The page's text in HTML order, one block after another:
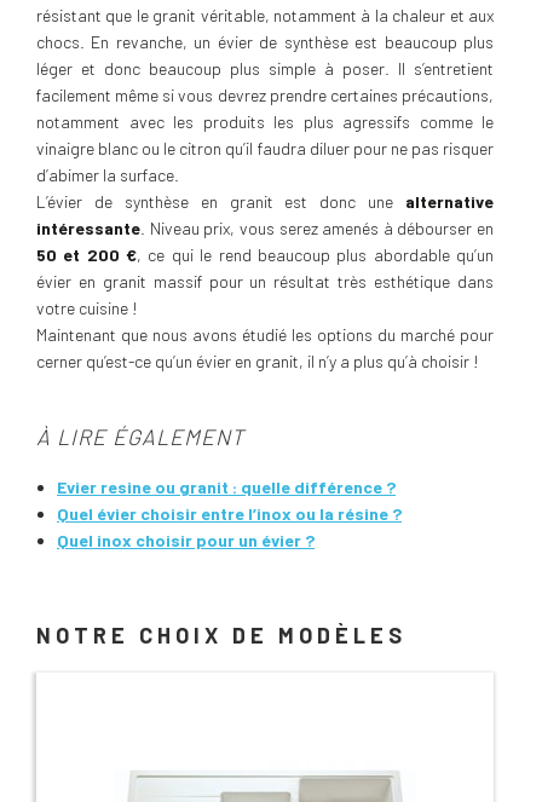
résistant que le granit véritable, notamment à la chaleur et aux
chocs. En revanche, un évier de synthèse est beaucoup plus
léger et donc beaucoup plus simple à poser. Il s’entretient
facilement même si vous devrez prendre certaines précautions,
notamment avec les produits les plus agressifs comme le
vinaigre blanc ou le citron qu’il faudra diluer pour ne pas risquer
d’abimer la surface.
L’évier de synthèse en granit est donc une alternative
intéressante . Niveau prix, vous serez amenés à débourser en
50 et 200 €, ce qui le rend beaucoup plus abordable qu’un
évier en granit massif pour un résultat très esthétique dans
votre cuisine !
Maintenant que nous avons étudié les options du marché pour
cerner qu’est-ce qu’un évier en granit, il n’y a plus qu’à choisir !
À LIRE ÉGALEMENT
Evier resine ou granit : quelle différence ?
Quel évier choisir entre l’inox ou la résine ?
Quel inox choisir pour un évier ?
NOTRE CHOIX DE MODÈLES